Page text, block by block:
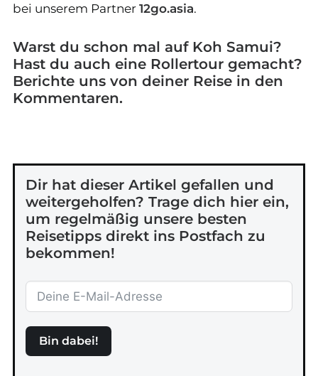
bei unserem Partner 12go.asia.
Warst du schon mal auf Koh Samui?
Hast du auch eine Rollertour gemacht?
Berichte uns von deiner Reise in den
Kommentaren.
Dir hat dieser Artikel gefallen und
weitergeholfen? Trage dich hier ein,
um regelmäßig unsere besten
Reisetipps direkt ins Postfach zu
bekommen!
Bin dabei!